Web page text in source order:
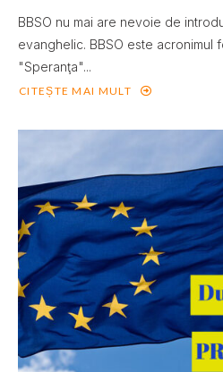
BBSO nu mai are nevoie de
evanghelic. BBSO este acronimul
"Speranţa"...
CITEȘTE MAI MULT